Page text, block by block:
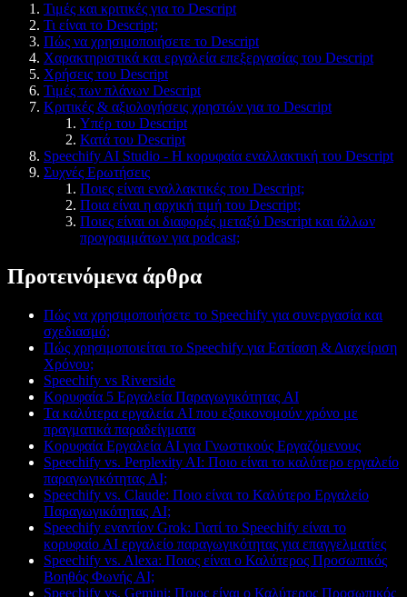
Τιμές και κριτικές για το Descript
Τι είναι το Descript;
Πώς να χρησιμοποιήσετε το Descript
Χαρακτηριστικά και εργαλεία επεξεργασίας του Descript
Χρήσεις του Descript
Τιμές των πλάνων Descript
Κριτικές & αξιολογήσεις χρηστών για το Descript
Υπέρ του Descript
Κατά του Descript
Speechify AI Studio - Η κορυφαία εναλλακτική του Descript
Συχνές Ερωτήσεις
Ποιες είναι εναλλακτικές του Descript;
Ποια είναι η αρχική τιμή του Descript;
Ποιες είναι οι διαφορές μεταξύ Descript και άλλων
προγραμμάτων για podcast;
Προτεινόμενα άρθρα
Πώς να χρησιμοποιήσετε το Speechify για συνεργασία και
σχεδιασμό;
Πώς χρησιμοποιείται το Speechify για Εστίαση & Διαχείριση
Χρόνου;
Speechify vs Riverside
Κορυφαία 5 Εργαλεία Παραγωγικότητας AI
Τα καλύτερα εργαλεία AI που εξοικονομούν χρόνο με
πραγματικά παραδείγματα
Κορυφαία Εργαλεία AI για Γνωστικούς Εργαζόμενους
Speechify vs. Perplexity AI: Ποιο είναι το καλύτερο εργαλείο
παραγωγικότητας AI;
Speechify vs. Claude: Ποιο είναι το Καλύτερο Εργαλείο
Παραγωγικότητας AI;
Speechify εναντίον Grok: Γιατί το Speechify είναι το
κορυφαίο AI εργαλείο παραγωγικότητας για επαγγελματίες
Speechify vs. Alexa: Ποιος είναι ο Καλύτερος Προσωπικός
Βοηθός Φωνής AI;
Speechify vs. Gemini: Ποιος είναι ο Καλύτερος Προσωπικός